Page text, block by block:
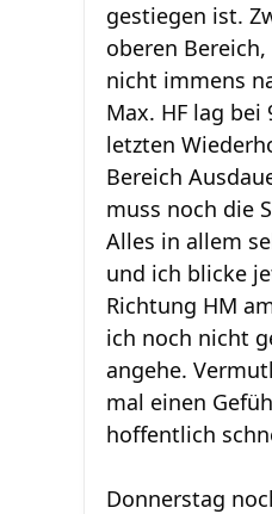
gestiegen ist.
oberen
nicht immens
Max. HF lag bei
letzten
Bereich
muss noch die
Alles in allem
und ich blicke
Richtung HM
ich noch nicht
angehe.
mal einen
hoffentlich
Donnerstag